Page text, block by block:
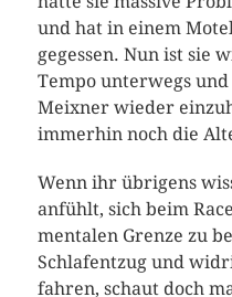
und hat in einem
gegessen. Nun ist sie
Tempo unterwegs
Meixner wieder
immerhin noch die
Wenn ihr übrigens
anfühlt, sich beim
mentalen Grenze zu
Schlafentzug und
fahren, schaut doch